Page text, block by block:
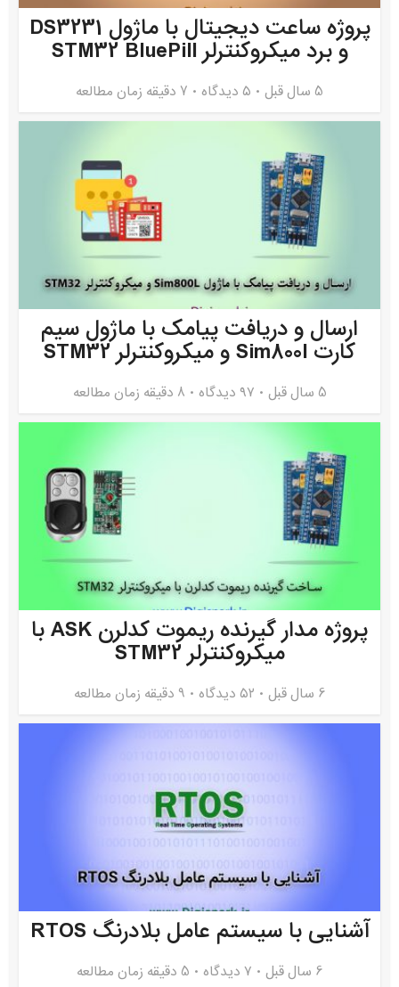
پروژه ساعت دیجیتال با ماژول DS3231
و برد میکروکنترلر STM32 BluePill
5 سال قبل ۵ دیدگاه 7 دقیقه زمان مطالعه
ارسال و دریافت پیامک با ماژول سیم
کارت Sim800l و میکروکنترلر STM32
5 سال قبل ۹۷ دیدگاه 8 دقیقه زمان مطالعه
پروژه مدار گیرنده ریموت کدلرن ASK با
میکروکنترلر STM32
6 سال قبل ۵۲ دیدگاه 9 دقیقه زمان مطالعه
آشنایی با سیستم عامل بلادرنگ RTOS
6 سال قبل ۷ دیدگاه 5 دقیقه زمان مطالعه